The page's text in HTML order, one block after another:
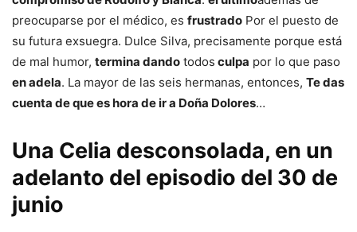
preocuparse por el médico, es frustrado Por el puesto de
su futura exsuegra. Dulce Silva, precisamente porque está
de mal humor, termina dando todos culpa por lo que paso
en adela. La mayor de las seis hermanas, entonces, Te das
cuenta de que es hora de ir a Doña Dolores…
Una Celia desconsolada, en un
adelanto del episodio del 30 de
junio